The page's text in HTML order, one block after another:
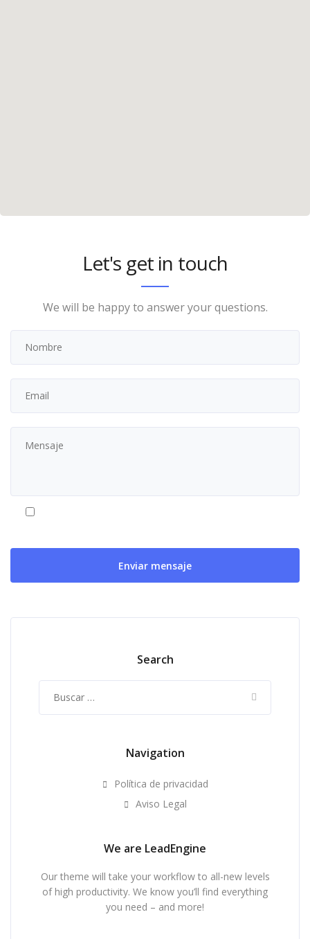
Let's get in touch
We will be happy to answer your questions.
Search
Navigation
Política de privacidad
Aviso Legal
We are LeadEngine
Our theme will take your workflow to all-new levels
of high productivity. We know you’ll find everything
you need – and more!